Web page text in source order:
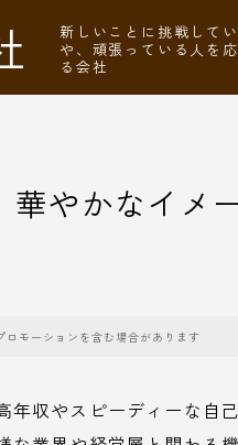
新しいことに挑戦して
や、頑張っている人を
る会社
やかなイメ
ロモーションを含む場合があります
収やスピーディーな自